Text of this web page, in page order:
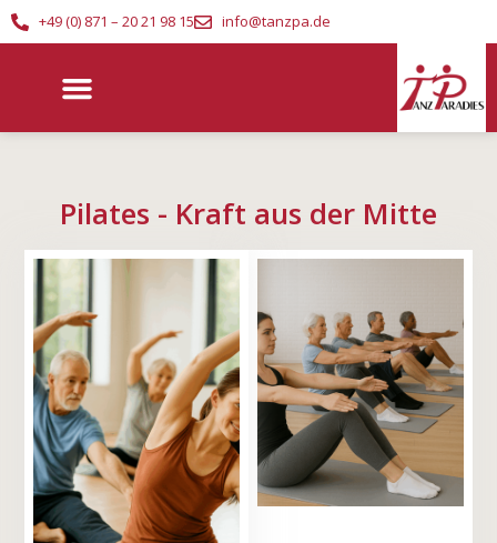
+49 (0) 871 – 20 21 98 15 info@tanzpa.de
Pilates - Kraft aus der Mitte